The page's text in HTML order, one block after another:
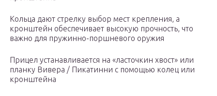
Кольца дают стрелку выбор мест крепления, а
кронштейн обеспечивает высокую прочность, что
важно для пружинно-поршневого оружия
Прицел устанавливается на «ласточкин хвост» или
планку Вивера / Пикатинни с помощью колец или
кронштейна